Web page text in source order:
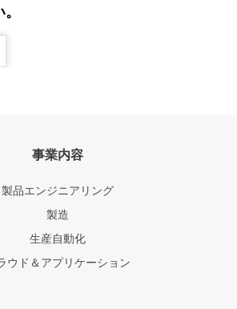
事業内容
製品エンジニアリング
製造
生産自動化
ウド＆アプリケーション